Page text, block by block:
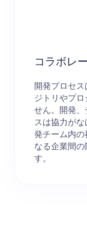
コラボレ
開発プロセ
ジトリやプ
せん。開発
スは協力が
発チーム内
なる企業間
す。